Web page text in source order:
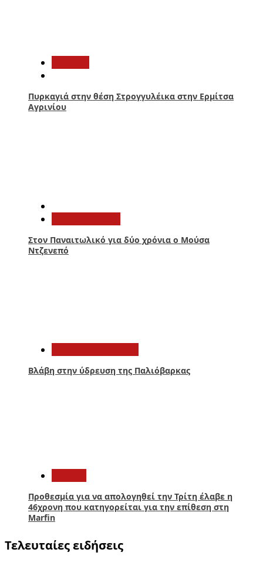
Πυρκαγιά στην θέση Στρογγυλέικα στην Ερμίτσα
Αγρινίου
Στον Παναιτωλικό για δύο χρόνια ο Μούσα
Ντζενεπό
Βλάβη στην ύδρευση της Παλιόβαρκας
Προθεσμία για να απολογηθεί την Τρίτη έλαβε η
46χρονη που κατηγορείται για την επίθεση στη
Marfin
Τελευταίες ειδήσεις